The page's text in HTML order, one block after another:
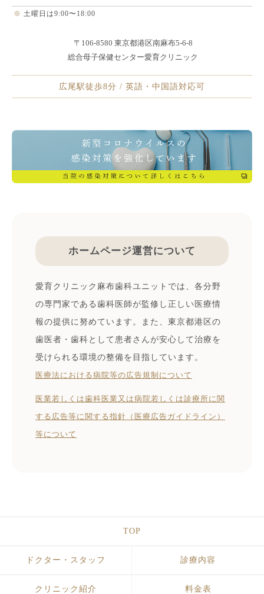
※ 土曜日は9:00〜18:00
〒106-8580 東京都港区南麻布5-6-8
総合母子保健センター愛育クリニック
広尾駅徒歩8分 / 英語・中国語対応可
ホームページ運営について
愛育クリニック麻布歯科ユニットでは、各分野
の専門家である歯科医師が監修し正しい医療情
報の提供に努めています。また、東京都港区の
歯医者・歯科として患者さんが安心して治療を
受けられる環境の整備を目指しています。
医療法における病院等の広告規制について
医業若しくは⻭科医業⼜は病院若しくは診療所に関
する広告等に関する指針（医療広告ガイドライン）
等について
TOP
ドクター・スタッフ 診療内容
クリニック紹介 料金表